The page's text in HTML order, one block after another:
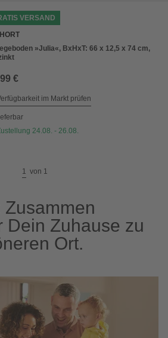
VERSAND
»Julia«, BxHxT: 66 x 12,5 x 74 cm,
€
im Markt prüfen
24.08. - 26.08.
1 von 1
Dein Zuhause zu
Ort.